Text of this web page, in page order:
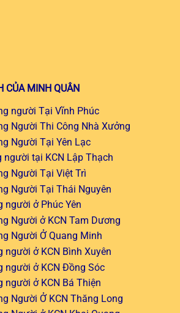
CỦA MINH QUÂN
người Tại Vĩnh Phúc
Người Thi Công Nhà Xưởng
Người Tại Yên Lạc
người tại KCN Lập Thạch
Người Tại Việt Trì
Người Tại Thái Nguyên
người ở Phúc Yên
Người ở KCN Tam Dương
Người Ở Quang Minh
người ở KCN Bình Xuyên
người ở KCN Đồng Sóc
người ở KCN Bá Thiện
Người Ở KCN Thăng Long